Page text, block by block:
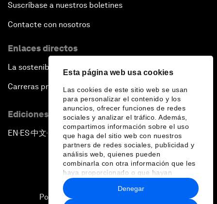
Esta página web usa cookies
Las cookies de este sitio web se usan
para personalizar el contenido y los
anuncios, ofrecer funciones de redes
sociales y analizar el tráfico. Además,
compartimos información sobre el uso
que haga del sitio web con nuestros
partners de redes sociales, publicidad y
análisis web, quienes pueden
combinarla con otra información que les
haya proporcionado o que hayan
recopilado a partir del uso que haya
hecho de sus servicios.
Denegar
Suscríbase a nuestros boletines
Contacte con nosotros
Enlaces directos
La sostenibilidad en el Foro
Carreras profesionales
Ediciones en otros idiomas
EN ▪ES▪中文▪ 日本語
Política de privacidad y normas de uso